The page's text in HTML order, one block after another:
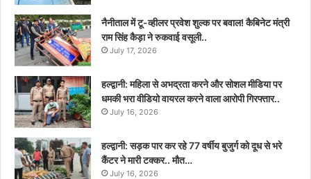
नैनीताल में टू-व्हीलर प्रवेश शुल्क पर बवाल! कैबिनेट मंत्री
राम सिंह कैड़ा ने रुकवाई वसूली..
July 17, 2026
हल्द्वानी: महिला से अभद्रता करने और सोशल मीडिया पर
धमकी भरा वीडियो वायरल करने वाला आरोपी गिरफ्तार..
July 16, 2026
हल्द्वानी: सड़क पार कर रहे 77 वर्षीय बुजुर्ग को दूध से भरे
कैंटर ने मारी टक्कर.. मौत…
July 16, 2026